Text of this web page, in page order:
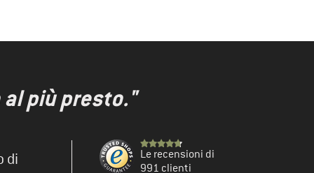
più presto."
di
Le recensioni di
991 clienti